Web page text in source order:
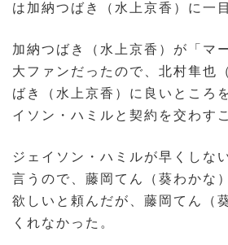
は加納つばき（水上京香）に一
加納つばき（水上京香）が「マ
大ファンだったので、北村隼也
ばき（水上京香）に良いところ
イソン・ハミルと契約を交わす
ジェイソン・ハミルが早くしな
言うので、藤岡てん（葵わかな
欲しいと頼んだが、藤岡てん（
くれなかった。